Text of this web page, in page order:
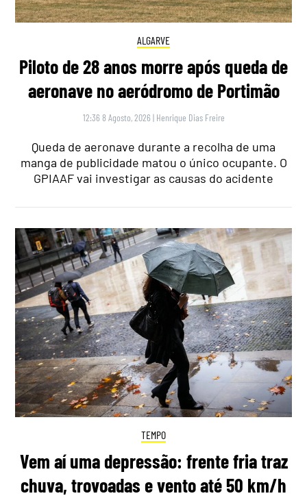
ALGARVE
Piloto de 28 anos morre após queda de
aeronave no aeródromo de Portimão
12:36 8 Agosto, 2026 | Henrique Dias Freire
Queda de aeronave durante a recolha de uma
manga de publicidade matou o único ocupante. O
GPIAAF vai investigar as causas do acidente
TEMPO
Vem aí uma depressão: frente fria traz
chuva, trovoadas e vento até 50 km/h